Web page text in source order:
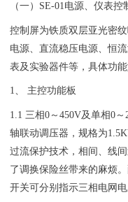
（一）SE-01电源、仪表控
控制屏为铁质双层亚光密
电源、直流稳压电源、恒
表及实验器件等，具体功能
1、 主控功能板
1.1 三相0～450V及单相0
轴联动调压器，规格为
过流保护技术，相间、线
了调换保险丝带来的麻烦
开关可分别指示三相电网